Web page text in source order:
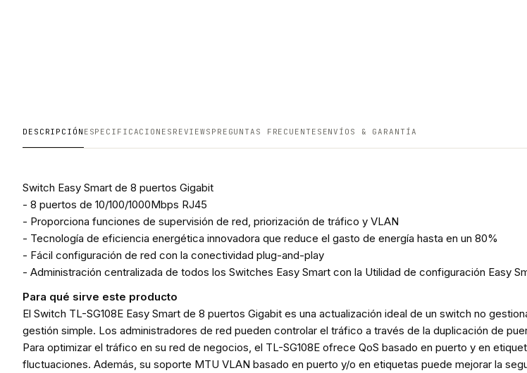
DESCRIPCIÓN ESPECIFICACIONES REVIEWS PREGUNTAS FRECUENTES ENVÍOS & GARANTÍA
Switch Easy Smart de 8 puertos Gigabit
- 8 puertos de 10/100/1000Mbps RJ45
- Proporciona funciones de supervisión de red, priorización de tráfico y VLAN
- Tecnología de eficiencia energética innovadora que reduce el gasto de energía hasta en un 80%
- Fácil configuración de red con la conectividad plug-and-play
- Administración centralizada de todos los Switches Easy Smart con la Utilidad de configuración Easy
Para qué sirve este producto
El Switch TL-SG108E Easy Smart de 8 puertos Gigabit es una actualización ideal de un switch no
gestión simple. Los administradores de red pueden controlar el tráfico a través de la duplicación de
Para optimizar el tráfico en su red de negocios, el TL-SG108E ofrece QoS basado en puerto y en
fluctuaciones. Además, su soporte MTU VLAN basado en puerto y/o en etiquetas puede mejorar la